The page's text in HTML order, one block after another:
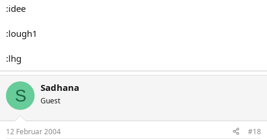
:idee
:lough1
:lhg
S Sadhana
Guest
12 Februar 2004 #18